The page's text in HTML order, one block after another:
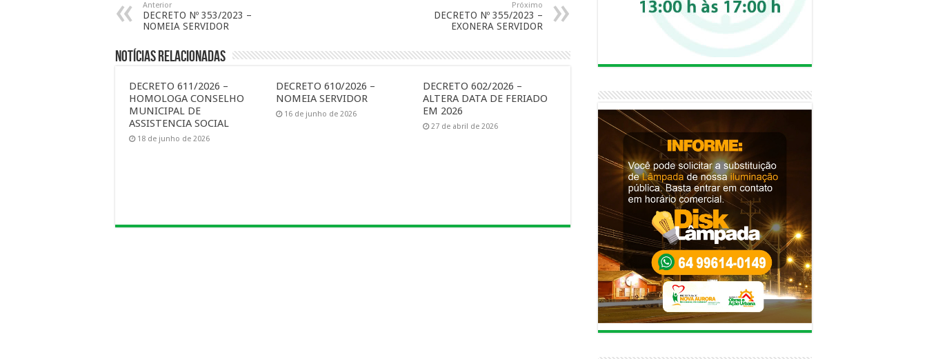
Anterior
DECRETO Nº 353/2023 –
NOMEIA SERVIDOR
Próximo
DECRETO Nº 355/2023 –
EXONERA SERVIDOR
Notícias Relacionadas
DECRETO 611/2026 –
HOMOLOGA CONSELHO
MUNICIPAL DE
ASSISTENCIA SOCIAL
18 de junho de 2026
DECRETO 610/2026 –
NOMEIA SERVIDOR
16 de junho de 2026
DECRETO 602/2026 –
ALTERA DATA DE FERIADO
EM 2026
27 de abril de 2026